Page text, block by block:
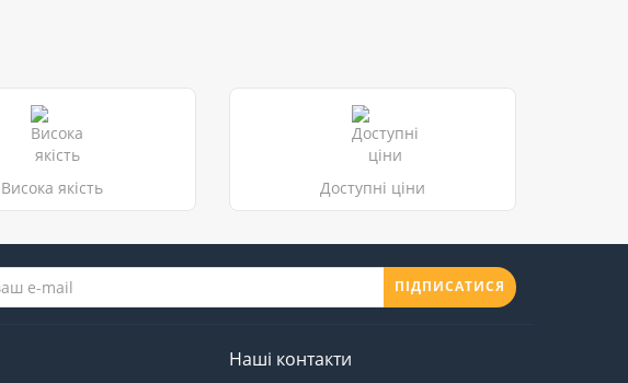
Висока якість Доступні ціни
ПІДПИСАТИСЯ
Наші контакти